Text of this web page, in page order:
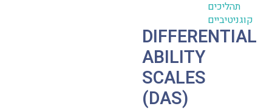
תהליכים
קוגניטיביים
DIFFERENTIAL
ABILITY
SCALES
(DAS)